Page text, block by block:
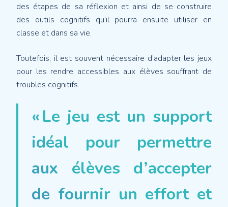
des étapes de sa réflexion et ainsi de se construire
des outils cognitifs qu’il pourra ensuite utiliser en
classe et dans sa vie.
Toutefois, il est souvent nécessaire d’adapter les jeux
pour les rendre accessibles aux élèves souffrant de
troubles cognitifs.
« Le jeu est un support
idéal pour permettre
aux élèves d’accepter
de fournir un effort et